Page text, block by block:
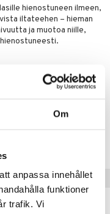
Om
anpassa innehållet
funktioner
trafik. Vi
hienostuneen ilmeen,
iltateehen – hieman
ja muotoa niille,